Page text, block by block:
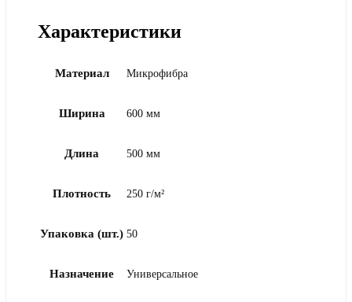
Характеристики
Материал Микрофибра
Ширина 600 мм
Длина 500 мм
Плотность 250 г/м²
Упаковка (шт.) 50
Назначение Универсальное